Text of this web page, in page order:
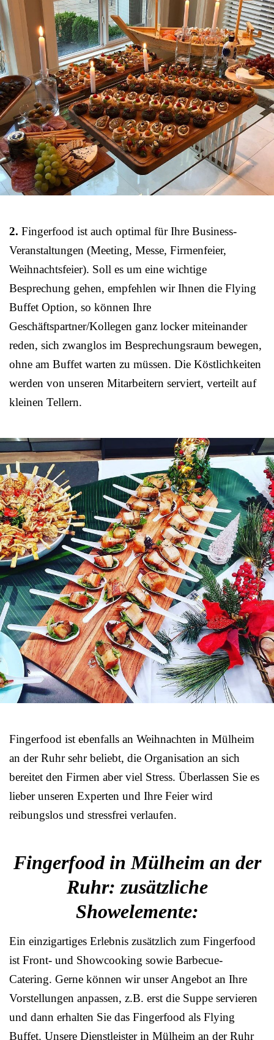
2. Fingerfood ist auch optimal für Ihre Business-
Veranstaltungen (Meeting, Messe, Firmenfeier,
Weihnachtsfeier). Soll es um eine wichtige
Besprechung gehen, empfehlen wir Ihnen die Flying
Buffet Option, so können Ihre
Geschäftspartner/Kollegen ganz locker miteinander
reden, sich zwanglos im Besprechungsraum bewegen,
ohne am Buffet warten zu müssen. Die Köstlichkeiten
werden von unseren Mitarbeitern serviert, verteilt auf
kleinen Tellern.
Fingerfood ist ebenfalls an Weihnachten in Mülheim
an der Ruhr sehr beliebt, die Organisation an sich
bereitet den Firmen aber viel Stress. Überlassen Sie es
lieber unseren Experten und Ihre Feier wird
reibungslos und stressfrei verlaufen.
Fingerfood in Mülheim an der
Ruhr: zusätzliche
Showelemente:
Ein einzigartiges Erlebnis zusätzlich zum Fingerfood
ist Front- und Showcooking sowie Barbecue-
Catering. Gerne können wir unser Angebot an Ihre
Vorstellungen anpassen, z.B. erst die Suppe servieren
und dann erhalten Sie das Fingerfood als Flying
Buffet. Unsere Dienstleister in Mülheim an der Ruhr